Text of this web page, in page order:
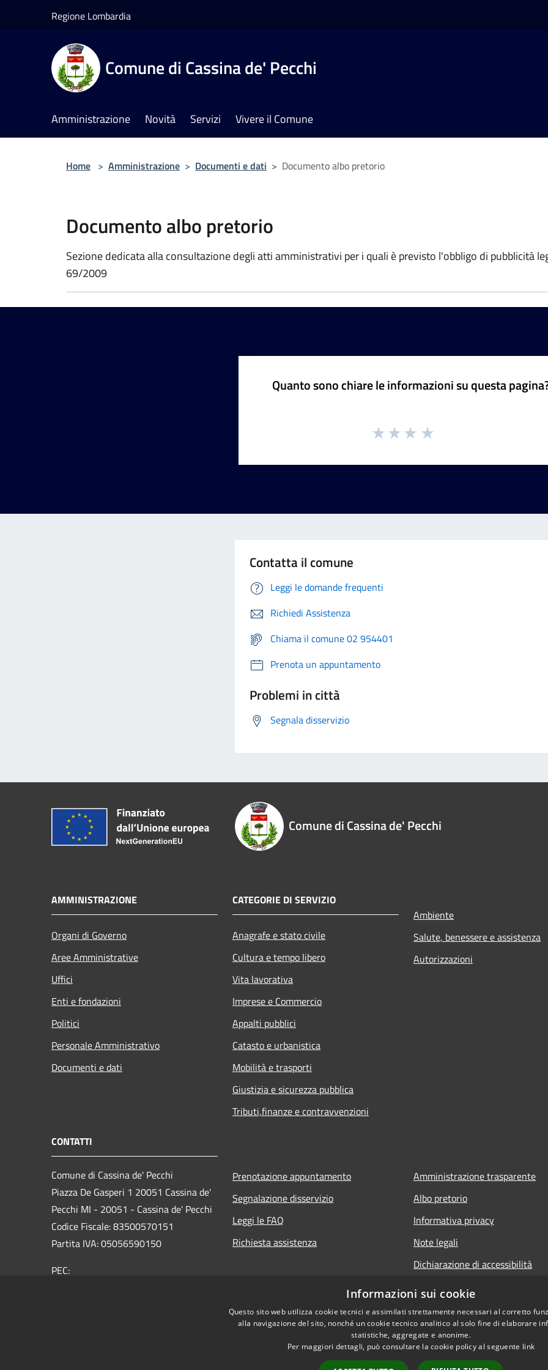
Regione Lombardia
Comune di Cassina de' Pecchi
Amministrazione Novità Servizi Vivere il Comune
Home > Amministrazione > Documenti e dati > Documento albo pretorio
Documento albo pretorio
Sezione dedicata alla consultazione degli atti amministrativi per i quali è previsto l'obbligo di pubblicità
69/2009
Quanto sono chiare le informazioni su questa
Contatta il comune
Leggi le domande frequenti
Richiedi Assistenza
Chiama il comune 02 954401
Prenota un appuntamento
Problemi in città
Segnala disservizio
Comune di Cassina de' Pecchi
AMMINISTRAZIONE
Organi di Governo
Aree Amministrative
Uffici
Enti e fondazioni
Politici
Personale Amministrativo
Documenti e dati
CATEGORIE DI SERVIZIO
Anagrafe e stato civile
Cultura e tempo libero
Vita lavorativa
Imprese e Commercio
Appalti pubblici
Catasto e urbanistica
Mobilità e trasporti
Giustizia e sicurezza pubblica
Tributi,finanze e contravvenzioni
Ambiente
Salute, benessere e assistenza
Autorizzazioni
CONTATTI
Comune di Cassina de' Pecchi
Piazza De Gasperi 1 20051 Cassina de'
Pecchi MI - 20051 - Cassina de' Pecchi
Codice Fiscale: 83500570151
Partita IVA: 05056590150
PEC:
Prenotazione appuntamento
Segnalazione disservizio
Leggi le FAQ
Richiesta assistenza
Amministrazione trasparente
Albo pretorio
Informativa privacy
Note legali
Dichiarazione di accessibilità
Informazioni sui cookie
Questo sito web utilizza cookie tecnici e assimilati strettamente necessari al corretto
alla navigazione del sito, nonché un cookie tecnico analitico al solo fine di elaborare
statistiche, aggregate e anonime.
Per maggiori dettagli, può consultare la cookie policy al seguente link